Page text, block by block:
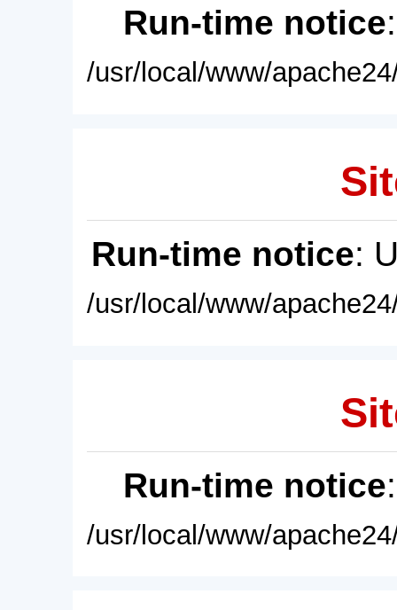
Run-time notice
/usr/local/www/
Run-time notice:
/usr/local/www/
Run-time notice
/usr/local/www/